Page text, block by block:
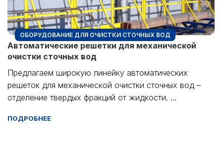
ОБОРУДОВАНИЕ ДЛЯ ОЧИСТКИ СТОЧНЫХ ВОД
Автоматические решетки для механической
очистки сточных вод
Предлагаем широкую линейку автоматических
решеток для механической очистки сточных вод –
отделение твердых фракций от жидкости. ...
ПОДРОБНЕЕ